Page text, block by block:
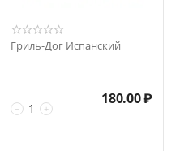
Гриль-Дог Испанский
+
−
180.00₽